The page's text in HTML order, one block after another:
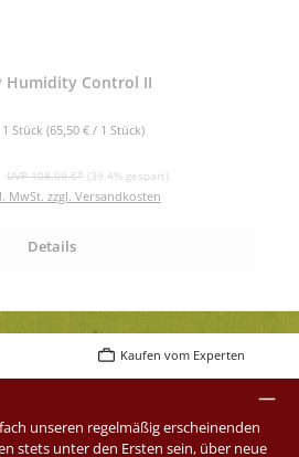
Humidity Control II
1 Stück (65,50 € / 1 Stück)
Regulärer Preis:
UVP 108,09 €* (39.4% gespart)
MwSt. zzgl. Versandkosten
Details
Kaufen vom Experten
unseren regelmäßig erscheinenden
stets unter den Ersten sein, über neue